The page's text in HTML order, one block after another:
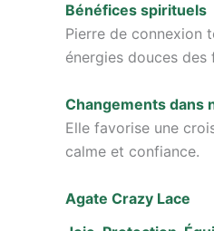
Bénéfices spirituels
Pierre de connexion
énergies douces
Changements dans
Elle favorise une
calme et confiance.
Agate Crazy Lace